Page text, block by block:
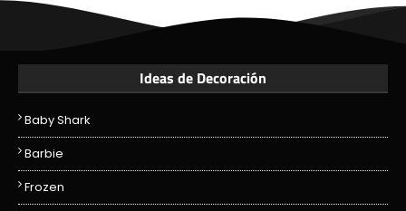
Ideas de Decoración
Baby Shark
Barbie
Frozen